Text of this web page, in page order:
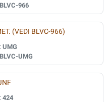
966
(VEDI BLVC-966)
UMG
UMG
424